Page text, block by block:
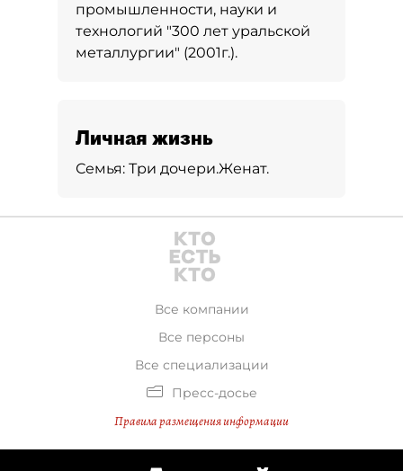
промышленности, науки и
технологий "300 лет уральской
металлургии" (2001г.).
Личная жизнь
Семья: Три дочери.Женат.
Все компании
Все персоны
Все специализации
Пресс-досье
Правила размещения информации